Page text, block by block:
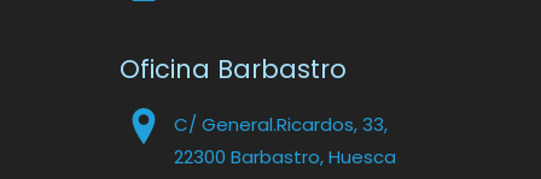
Oficina Barbastro
C/ General.Ricardos, 33,
22300 Barbastro, Huesca